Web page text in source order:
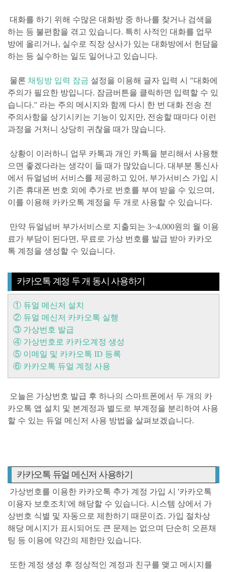
대화를 하기 위해 수많은 대화방 중 하나를 찾거나 검색을
하는 등 불편함을 겪고 있습니다. 특히 사적인 대화를 업무
방에 올리거나, 실수로 직장 상사가 있는 대화방에서 헌담을
하는 등 실수하는 일도 일어나고 있습니다.
물론 채팅방 입력 잠금 설정을 이용해 글자 입력 시 "대화에
주의가 필요한 방입니다. 잠금버튼을 클릭하면 입력할 수 있
습니다." 라는 주의 메시지와 함께 다시 한 번 대화 전송 전
주의사항을 상기시키는 기능이 있지만, 전송할 때마다 이런
과정을 거처니 상당히 귀찮을 때가 많습니다.
상황이 이러하니 업무 카톡과 개인 카톡을 분리해서 사용했
으면 좋겠다라는 생각이 들 때가 많았습니다. 대부분 통신사
에서 듀얼넘버 서비스를 제공하고 있어, 부가서비스 가입 시
기존 휴대폰 번호 외에 추가로 번호를 부여 받을 수 있으며,
이를 이용해 카카오톡 계정을 두 개로 사용할 수 있습니다.
만약 듀얼넘버 부가서비스로 지출되는 3~4,000원의 월 이용
료가 부담이 된다면, 무료로 가상 번호를 발급 받아 카카오
톡 계정을 생성할 수 있습니다.
카카오톡 계정 두 개 동시 사용하기
① 듀얼 메신저 설치
② 듀얼 메신저 카카오톡 실행
③ 가상번호 발급
④ 가상번호로 카카오계정 생성
⑤ 이메일 및 카카오톡 ID 등록
⑥ 카카오톡 듀얼 계정 사용
오늘은 가상번호 발급 후 하나의 스마트폰에서 두 개의 카
카오톡 앱 설치 및 본계정과 별도로 부계정을 분리하여 사용
할 수 있는 듀얼 메신저 사용 방법을 살펴보겠습니다.
카카오톡 듀얼 메신저 사용하기
가상번호를 이용한 카카오톡 추가 계정 가입 시 '카카오톡
이용자 보호조치'에 해당할 수 있습니다. 시스템 상에서 가
상번호 식별 및 자동으로 제한하기 때문이죠. 가입 절차상
해당 메시지가 표시되어도 큰 문제는 없으며 단순히 오픈채
팅 등 이용에 약간의 제한만 있습니다.
또한 계정 생성 후 정상적인 계정과 친구를 맺고 메시지를